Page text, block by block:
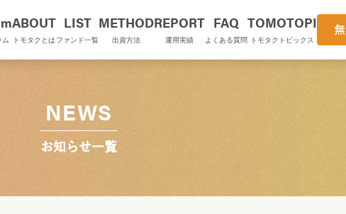
ム
ABOUT
トモタクとは
LIST
ファンド一覧
METHOD
出資方法
REPORT
運用実績
FAQ
よくある質問
TOMOTOPI
トモタクトピックス
NEWS
お知らせ一覧